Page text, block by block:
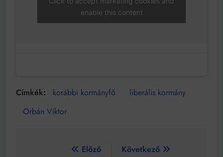
enable this content
korábbi kormányfő
liberális kormány
Orbán Viktor
BejegyzésElőző Következő